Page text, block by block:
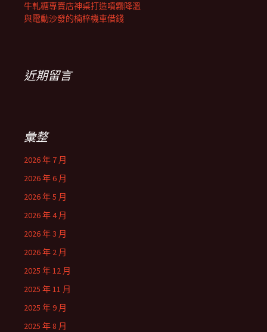
牛軋糖專賣店神桌打造噴霧降溫
與電動沙發的楠梓機車借錢
近期留言
彙整
2026 年 7 月
2026 年 6 月
2026 年 5 月
2026 年 4 月
2026 年 3 月
2026 年 2 月
2025 年 12 月
2025 年 11 月
2025 年 9 月
2025 年 8 月